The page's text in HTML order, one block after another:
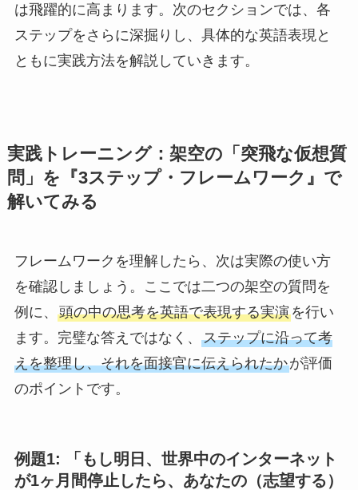
は飛躍的に高まります。次のセクションでは、各
ステップをさらに深掘りし、具体的な英語表現と
ともに実践方法を解説していきます。
実践トレーニング：架空の「突飛な仮想質
問」を『3ステップ・フレームワーク』で
解いてみる
フレームワークを理解したら、次は実際の使い方
を確認しましょう。ここでは二つの架空の質問を
例に、 頭の中の思考を英語で表現する実演を行い
ます。完璧な答えではなく、 ステップに沿って考
えを整理し、それを面接官に伝えられたかが評価
のポイントです。
例題1: 「もし明日、世界中のインターネット
が1ヶ月間停止したら、あなたの（志望する）